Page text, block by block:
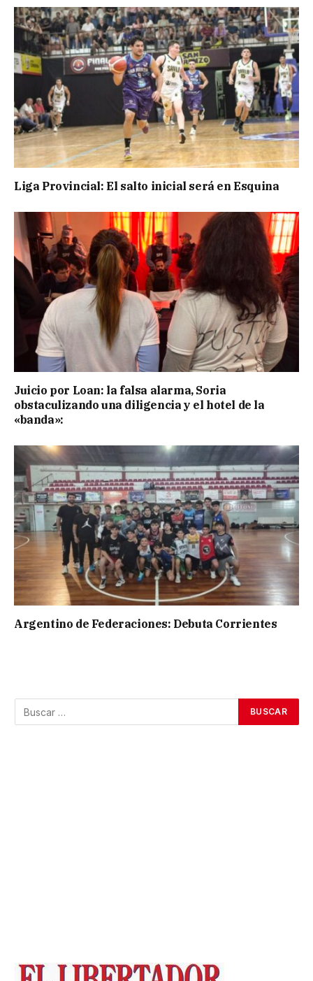
Liga Provincial: El salto inicial será en Esquina
Juicio por Loan: la falsa alarma, Soria
obstaculizando una diligencia y el hotel de la
«banda»:
Argentino de Federaciones: Debuta Corrientes